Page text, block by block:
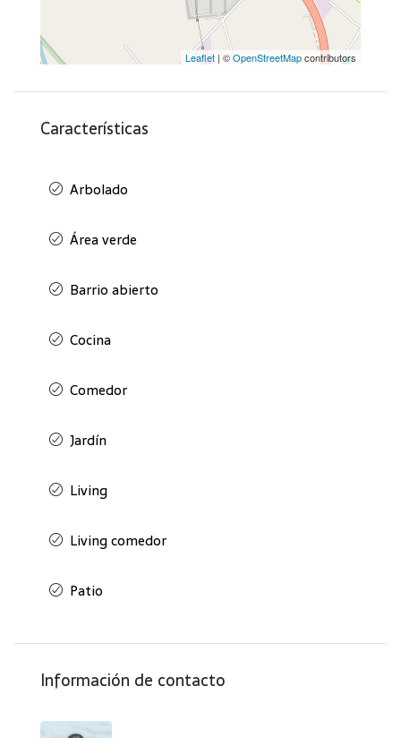
Leaflet | ©OpenStreetMapcontributors
Características
Arbolado
Área verde
Barrio abierto
Cocina
Comedor
Jardín
Living
Living comedor
Patio
Información de contacto